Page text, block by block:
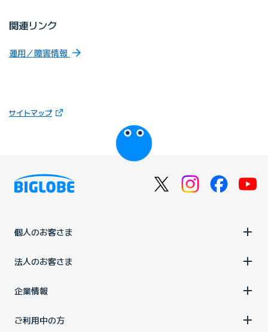
関連リンク
運用／障害情報
サイトマップ（新しいタブで開きます）
びっぷるのページ
個人のお客さま
法人のお客さま
企業情報
ご利用中の方